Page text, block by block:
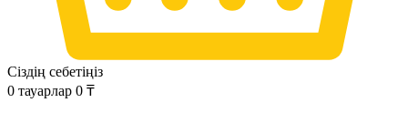
Сіздің себетіңіз
0 тауарлар 0 ₸